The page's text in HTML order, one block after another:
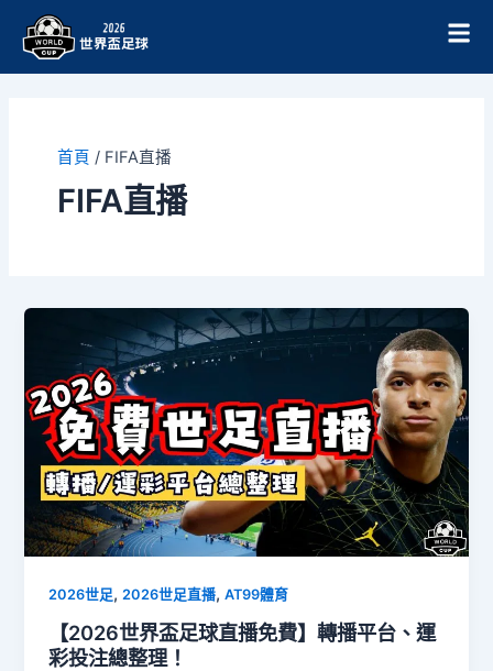
首頁 / FIFA直播
FIFA直播
2026世足,2026世足直播,AT99體育
【2026世界盃足球直播免費】轉播平台、運
彩投注總整理！